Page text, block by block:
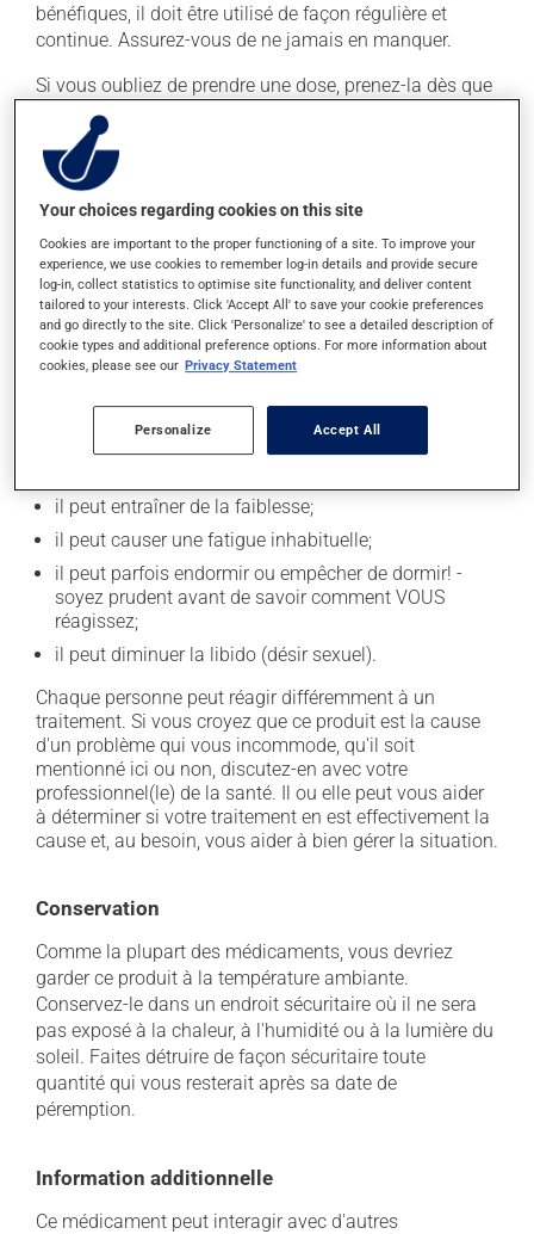
bénéfiques, il doit être utilisé de façon régulière et
continue. Assurez-vous de ne jamais en manquer.
Si vous oubliez de prendre une dose, prenez-la dès que
vous y pensez. S'il est presque l'heure de votre dose
suivante, laissez simplement tomber la dose oubliée.
Ne doublez pas la dose suivante pour tenter de vous
rattraper. Il est préférable de prendre ce médicament
avec un repas.
Effets indésirables
En plus de ses effets recherchés, ce produit peut à
l'occasion entraîner certains effets indésirables (effets
il peut causer des étourdissements - levez-vous
lentement et soyez prudent avant de prendre le
il peut entraîner de la faiblesse;
il peut causer une fatigue inhabituelle;
il peut parfois endormir ou empêcher de dormir! -
soyez prudent avant de savoir comment VOUS
réagissez;
il peut diminuer la libido (désir sexuel).
Chaque personne peut réagir différemment à un
traitement. Si vous croyez que ce produit est la cause
d'un problème qui vous incommode, qu'il soit
mentionné ici ou non, discutez-en avec votre
professionnel(le) de la santé. Il ou elle peut vous aider
à déterminer si votre traitement en est effectivement la
cause et, au besoin, vous aider à bien gérer la situation.
Conservation
Comme la plupart des médicaments, vous devriez
garder ce produit à la température ambiante.
Conservez-le dans un endroit sécuritaire où il ne sera
pas exposé à la chaleur, à l'humidité ou à la lumière du
soleil. Faites détruire de façon sécuritaire toute
quantité qui vous resterait après sa date de
péremption.
Information additionnelle
Ce médicament peut interagir avec d'autres
Your choices regarding cookies on this site
Cookies are important to the proper functioning of a site. To improve your
experience, we use cookies to remember log-in details and provide secure
log-in, collect statistics to optimise site functionality, and deliver content
tailored to your interests. Click 'Accept All' to save your cookie preferences
and go directly to the site. Click 'Personalize' to see a detailed description of
cookie types and additional preference options. For more information about
cookies, please see our Privacy Statement
Personalize Accept All